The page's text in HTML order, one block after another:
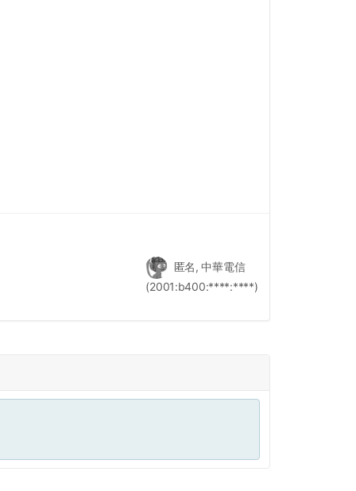
匿名, 中華電信
(2001:b400:****:****)